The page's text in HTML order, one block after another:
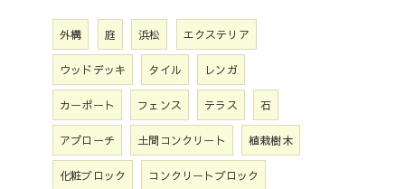
外構 庭 浜松 エクステリア
ウッドデッキ タイル レンガ
カーポート フェンス テラス 石
アプローチ 土間コンクリート 植栽樹木
化粧ブロック コンクリートブロック